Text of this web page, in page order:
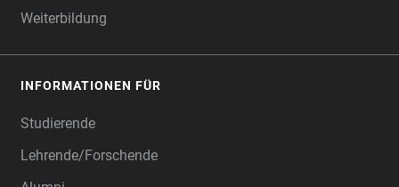
Weiterbildung
INFORMATIONEN FÜR
Studierende
Lehrende/Forschende